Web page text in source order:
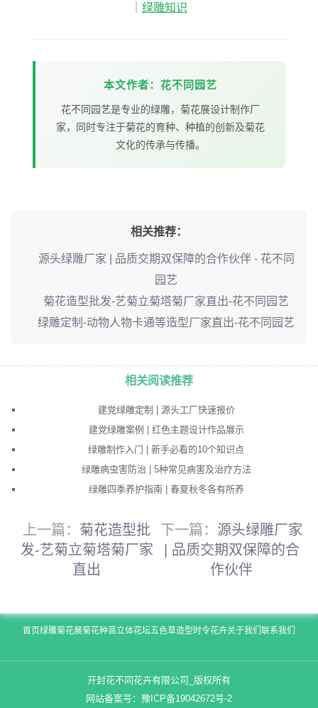
绿雕知识
本文作者：花不同园艺
花不同园艺是专业的绿雕，菊花展设计制作厂
家，同时专注于菊花的育种、种植的创新及菊花
文化的传承与传播。
相关推荐：
源头绿雕厂家 | 品质交期双保障的合作伙伴 - 花不同
园艺
菊花造型批发-艺菊立菊塔菊厂家直出-花不同园艺
绿雕定制-动物人物卡通等造型厂家直出-花不同园艺
相关阅读推荐
建党绿雕定制 | 源头工厂快速报价
建党绿雕案例 | 红色主题设计作品展示
绿雕制作入门 | 新手必看的10个知识点
绿雕病虫害防治 | 5种常见病害及治疗方法
绿雕四季养护指南 | 春夏秋冬各有所养
上一篇： 菊花造型批
发-艺菊立菊塔菊厂家
直出
下一篇： 源头绿雕厂家
| 品质交期双保障的合
作伙伴
首页绿雕菊花展菊花种苗立体花坛五色草造型时令花卉关于我们 联系我们
开封花不同花卉有限公司_版权所有
网站备案号： 豫ICP备19042672号-2